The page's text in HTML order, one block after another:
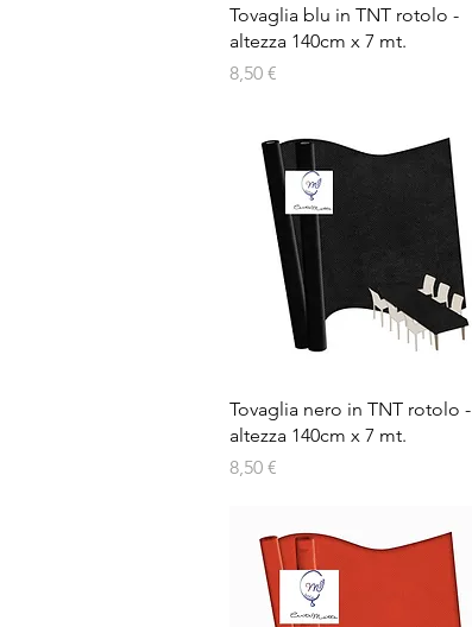
Vista rapida
Tovaglia blu in TNT rotolo -
altezza 140cm x 7 mt.
Prezzo
8,50 €
Vista rapida
Tovaglia nero in TNT rotolo -
altezza 140cm x 7 mt.
Prezzo
8,50 €